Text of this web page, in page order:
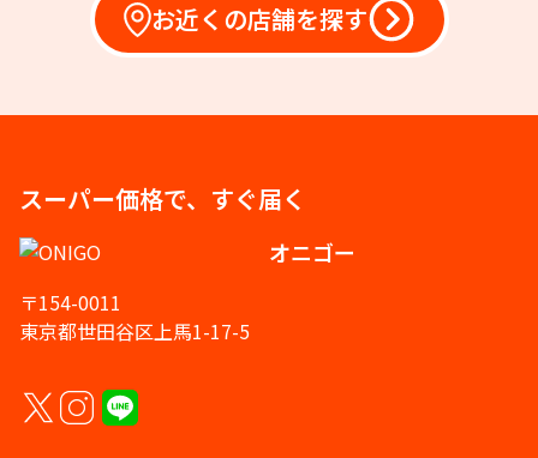
お近くの店舗を探す
スーパー価格で、すぐ届く
オニゴー
〒154-0011
東京都世田谷区上馬1-17-5